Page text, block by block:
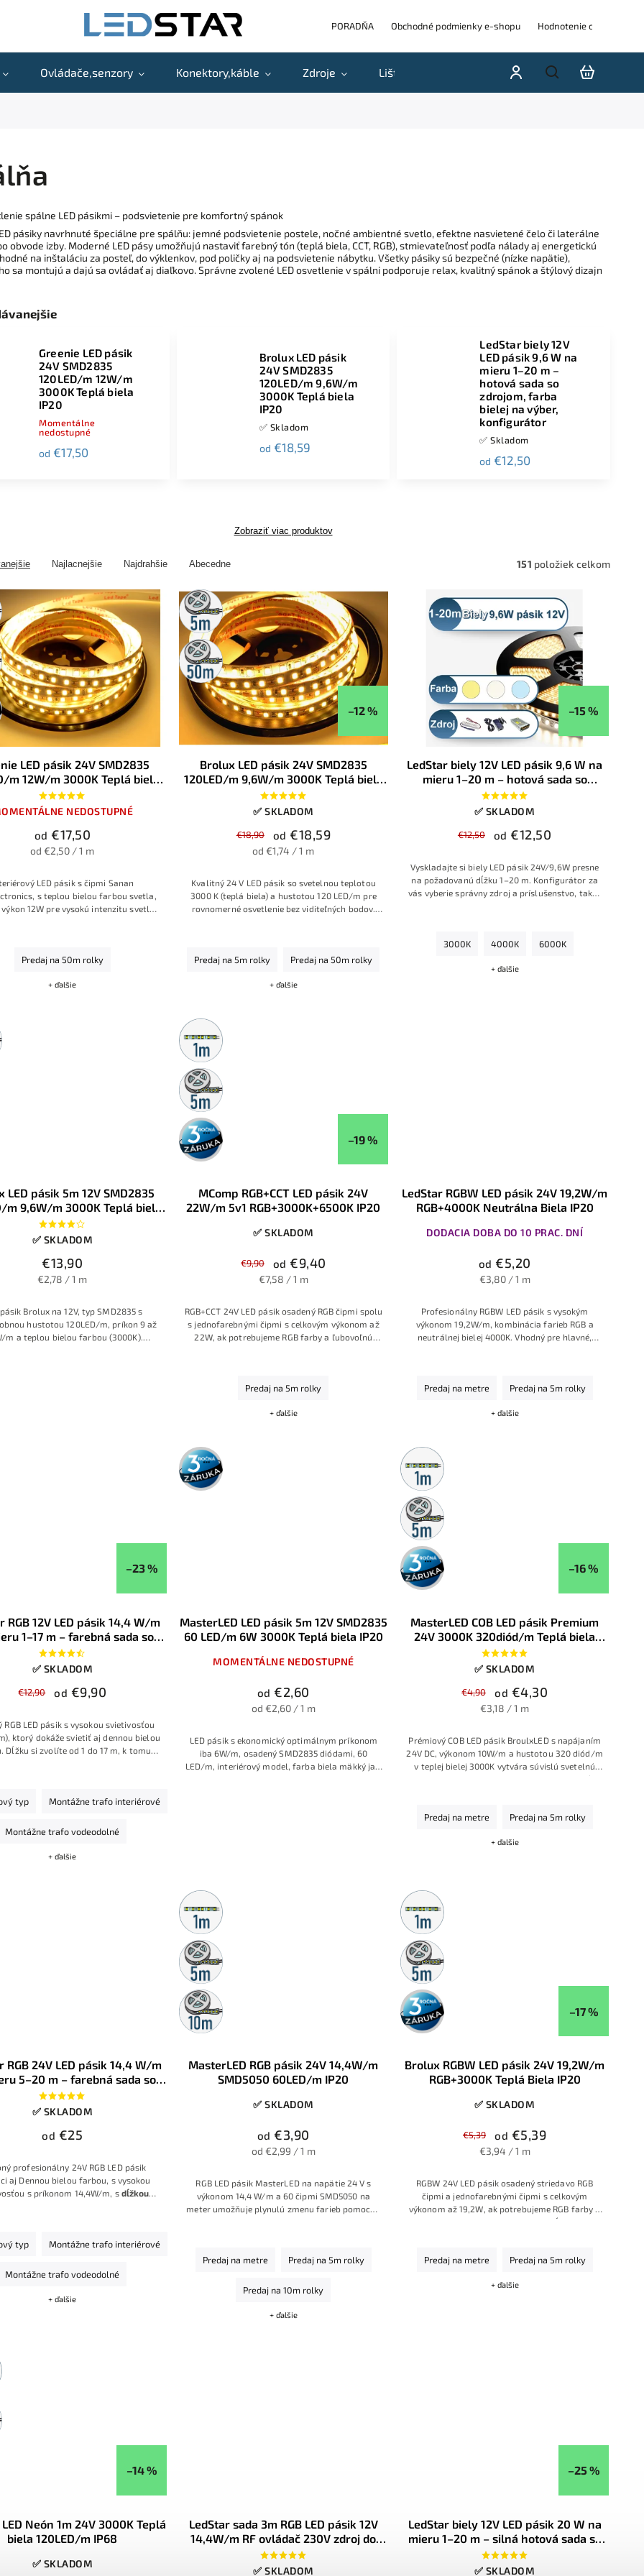
PORADŇA Obchodné podmienky e-shopu Hodnotenie obchodu
Ovládače,senzory Konektory,káble Zdroje Lišty Akcie a výpredaje Blog
spálne LED pásikmi – podsvietenie pre komfortný spánok
pásiky navrhnuté špeciálne pre spálňu: jemné podsvietenie postele, nočné ambientné svetlo, efektne nasvietené čelo či laterálne
obvode izby. Moderné LED pásy umožňujú nastaviť farebný tón (teplá biela, CCT, RGB), stmievateľnosť podľa nálady aj energetickú
na inštaláciu za posteľ, do výklenkov, pod poličky aj na podsvietenie nábytku. Všetky pásiky sú bezpečné (nízke napätie),
sa montujú a dajú sa ovládať aj diaľkovo. Správne zvolené LED osvetlenie v spálni podporuje relax, kvalitný spánok a štýlový dizajn
Greenie LED pásik
24V SMD2835
120LED/m 12W/m
3000K Teplá biela
IP20
Momentálne
nedostupné
od €17,50
Brolux LED pásik
24V SMD2835
120LED/m 9,6W/m
3000K Teplá biela
IP20
✅ Skladom
od €18,59
LedStar biely 12V
LED pásik 9,6 W na
mieru 1–20 m –
hotová sada so
zdrojom, farba
bielej na výber,
konfigurátor
✅ Skladom
od €12,50
Zobraziť viac produktov
Najlacnejšie Najdrahšie Abecedne 151 položiek celkom
LED pásik 24V SMD2835
m 12W/m 3000K Teplá biela
IP20
NEDOSTUPNÉ
od €17,50
od €2,50 / 1 m
LED pásik s čipmi Sanan
s teplou bielou farbou svetla,
výkon 12W pre vysokú intenzitu svetla,
Predaj na 50m rolky
+ ďalšie
5m
rolka
50m
rolka
–12 %
Brolux LED pásik 24V SMD2835
120LED/m 9,6W/m 3000K Teplá biela
IP20
✅ SKLADOM
€18,90 od €18,59
od €1,74 / 1 m
Kvalitný 24 V LED pásik so svetelnou teplotou
3000 K (teplá biela) a hustotou 120 LED/m pre
rovnomerné osvetlenie bez viditeľných bodov.
Predaj na 5m rolky Predaj na 50m rolky
+ ďalšie
–15 %
LedStar biely 12V LED pásik 9,6 W na
mieru 1–20 m – hotová sada so
zdrojom, farba bielej na výber,
konfigurátor
✅ SKLADOM
€12,50 od €12,50
Vyskladajte si biely LED pásik 24V/9,6W presne
na požadovanú dĺžku 1–20 m. Konfigurátor za
vás vyberie správny zdroj a príslušenstvo, takže
3000K 4000K 6000K
+ ďalšie
LED pásik 5m 12V SMD2835
m 9,6W/m 3000K Teplá biela
IP65
✅ SKLADOM
€13,90
€2,78 / 1 m
pásik Brolux na 12V, typ SMD2835 s
hustotou 120LED/m, príkon 9 až
m a teplou bielou farbou (3000K).
Metrážny
predaj
5m
rolka
3 roky
záruka
–19 %
MComp RGB+CCT LED pásik 24V
22W/m 5v1 RGB+3000K+6500K IP20
✅ SKLADOM
€9,90 od €9,40
€7,58 / 1 m
RGB+CCT 24V LED pásik osadený RGB čipmi spolu
s jednofarebnými čipmi s celkovým výkonom až
22W, ak potrebujeme RGB farby a ľubovoľnú
Predaj na 5m rolky
+ ďalšie
LedStar RGBW LED pásik 24V 19,2W/m
RGB+4000K Neutrálna Biela IP20
DODACIA DOBA DO 10 PRAC. DNÍ
od €5,20
€3,80 / 1 m
Profesionálny RGBW LEDpásik s vysokým
výkonom 19,2W/m, kombinácia farieb RGB a
neutrálnej bielej 4000K. Vhodný pre hlavné,
Predaj na metre Predaj na 5m rolky
+ ďalšie
–23 %
RGB 12V LED pásik 14,4 W/m
1–17 m – farebná sada so
a ovládačom na výber -
konfigurátor
✅ SKLADOM
€12,90 od €9,90
RGB LED pásik s vysokou svietivosťou
ktorý dokáže svietiť aj dennou bielou
Dĺžku si zvolíte od 1 do 17 m, k tomu
vybrať nesprávny zdroj.
typ Montážne trafo interiérové
Montážne trafo vodeodolné
+ ďalšie
3 roky
záruka
MasterLED LED pásik 5m 12V SMD2835
60 LED/m 6W 3000K Teplá biela IP20
MOMENTÁLNE NEDOSTUPNÉ
od €2,60
od €2,60 / 1 m
LED pásik s ekonomický optimálnym príkonom
iba 6W/m, osadený SMD2835 diódami, 60
LED/m, interiérový model, farba biela mäkký jas.
Metrážny
predaj
5m
rolka
3 roky
záruka
–16 %
MasterLED COB LED pásik Premium
24V 3000K 320diód/m Teplá biela
10W/m IP20
✅ SKLADOM
€4,90 od €4,30
€3,18 / 1 m
Prémiový COB LED pásik BroulxLED s napájaním
24V DC, výkonom 10W/m a hustotou 320 diód/m
v teplej bielej 3000K vytvára súvislú svetelnú
líniu bez bodiek a s vysokým podaním farieb (CRI
nábytku, pracovných dosiek, podhľadov a
Predaj na metre Predaj na 5m rolky
+ ďalšie
RGB 24V LED pásik 14,4 W/m
5–20 m – farebná sada so
a ovládačom na výber -
konfigurátor
✅ SKLADOM
od €25
profesionálny 24V RGB LED pásik
aj Dennou bielou farbou, s vysokou
s príkonom 14,4W/m, s dĺžkou
typ Montážne trafo interiérové
Montážne trafo vodeodolné
+ ďalšie
Metrážny
predaj
5m
rolka
10m
rolka
MasterLED RGB pásik 24V 14,4W/m
SMD5050 60LED/m IP20
✅ SKLADOM
od €3,90
od €2,99 / 1 m
RGB LED pásik MasterLED na napätie 24 V s
výkonom 14,4 W/m a 60 čipmi SMD5050 na
meter umožňuje plynulú zmenu farieb pomocou
je potrebné krytie proti vode (IP20)
Predaj na metre Predaj na 5m rolky
Predaj na 10m rolky
+ ďalšie
Metrážny
predaj
5m
rolka
3 roky
záruka
–17 %
Brolux RGBW LED pásik 24V 19,2W/m
RGB+3000K Teplá Biela IP20
✅ SKLADOM
€5,39 od €5,39
€3,94 / 1 m
RGBW 24V LED pásik osadený striedavo RGB
čipmi a jednofarebnými čipmi s celkovým
výkonom až 19,2W, ak potrebujeme RGB farby a
samostatnú Teplú bielu vo veľkých dĺžkach a so
Predaj na metre Predaj na 5m rolky
+ ďalšie
–14 %
Neón 1m 24V 3000K Teplá
biela 120LED/m IP68
✅ SKLADOM
LedStar sada 3m RGB LED pásik 12V
14,4W/m RF ovládač 230V zdroj do
zásuvky, konektory
✅ SKLADOM
–25 %
LedStar biely 12V LED pásik 20 W na
mieru 1–20 m – silná hotová sada so
zdrojom, farba bielej na výber -
konfigurátor
✅ SKLADOM